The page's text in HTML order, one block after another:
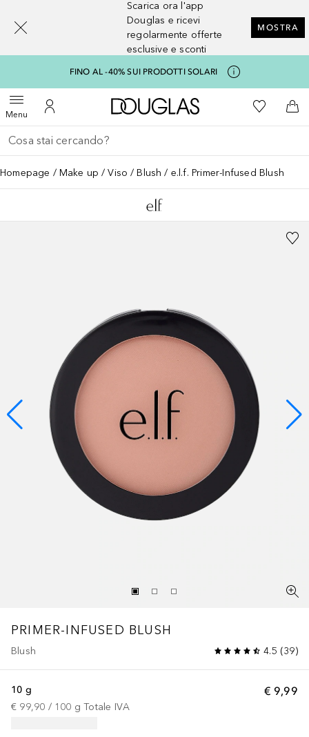
Scarica ora l'app
Douglas e ricevi
regolarmente offerte
esclusive e sconti
MOSTRA
FINO AL -40% SUI PRODOTTI SOLARI
MenuApri menuAl Mio Account
A Douglas HomeAlla Mia
Al
Torna indietro
Esegui ricerca
Homepage Make up Viso Blush e.l.f. Primer-Infused Blush
PRIMER-INFUSED BLUSH
Blush 4.5 (39)
€ 9,99
10 g
€ 99,90 / 100 g Totale IVA
[navigation.slideout.screenreader]